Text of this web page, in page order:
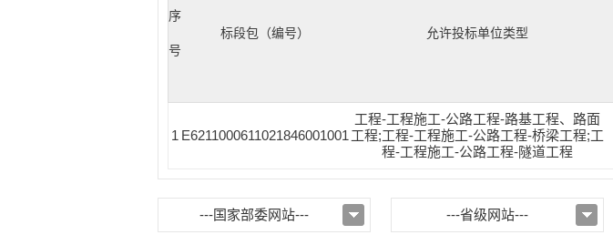
序
号
标段包（编号） 允许投标单位类型
1 E6211000611021846001001
工程-工程施工-公路工程-路基工程、路面
工程;工程-工程施工-公路工程-桥梁工程;工
程-工程施工-公路工程-隧道工程
---国家部委网站--- ---省级网站---